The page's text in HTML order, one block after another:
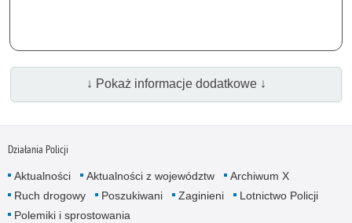
↓ Pokaż informacje dodatkowe ↓
Działania Policji
Aktualności Aktualności z województw
Archiwum X
Ruch drogowy
Poszukiwani Zaginieni
Lotnictwo Policji
Polemiki i sprostowania